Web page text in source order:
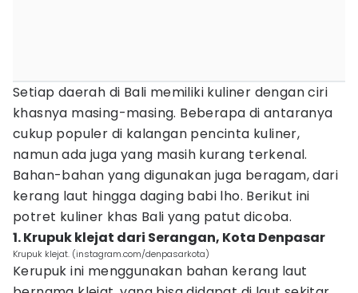
Setiap daerah di Bali memiliki kuliner dengan ciri
khasnya masing-masing. Beberapa di antaranya
cukup populer di kalangan pencinta kuliner,
namun ada juga yang masih kurang terkenal.
Bahan-bahan yang digunakan juga beragam, dari
kerang laut hingga daging babi lho. Berikut ini
potret kuliner khas Bali yang patut dicoba.
1. Krupuk klejat dari Serangan, Kota Denpasar
Krupuk klejat. (instagram.com/denpasarkota)
Kerupuk ini menggunakan bahan kerang laut